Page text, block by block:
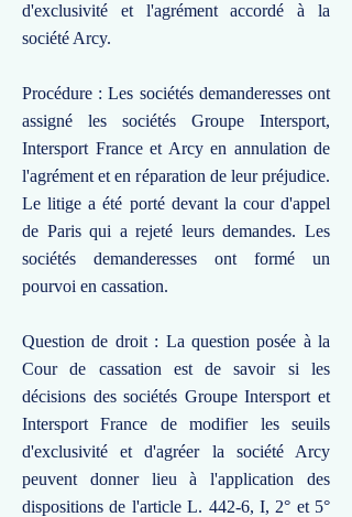
d'exclusivité et l'agrément accordé à la
société Arcy.
Procédure : Les sociétés demanderesses ont
assigné les sociétés Groupe Intersport,
Intersport France et Arcy en annulation de
l'agrément et en réparation de leur préjudice.
Le litige a été porté devant la cour d'appel
de Paris qui a rejeté leurs demandes. Les
sociétés demanderesses ont formé un
pourvoi en cassation.
Question de droit : La question posée à la
Cour de cassation est de savoir si les
décisions des sociétés Groupe Intersport et
Intersport France de modifier les seuils
d'exclusivité et d'agréer la société Arcy
peuvent donner lieu à l'application des
dispositions de l'article L. 442-6, I, 2° et 5°